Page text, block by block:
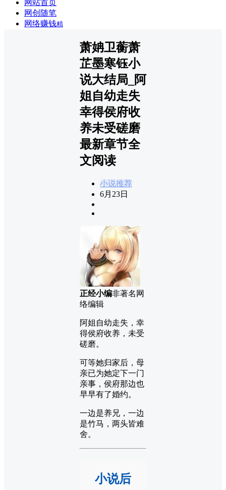
网站首页
网创随笔
网络赚钱精
萧姌卫蘅萧
芷墨寒钰小
说大结局_阿
姐自幼走失
幸得侯府收
养未受磋磨
最新章节全
文阅读
小说推荐
6月23日
正经小编非著名网
络编辑
阿姐自幼走失，幸
得侯府收养，未受
磋磨。
可等她归家后，母
亲已为她定下一门
亲事，侯府那边也
早早有了婚约。
一边是养兄，一边
是竹马，两头皆难
舍。
小说后